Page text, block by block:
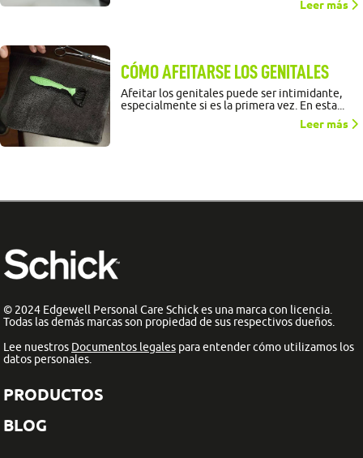
Leer más
CÓMO AFEITARSE LOS GENITALES
Afeitar los genitales puede ser intimidante,
especialmente si es la primera vez. En esta...
Leer más
© 2024 Edgewell Personal Care Schick es una marca con licencia.
Todas las demás marcas son propiedad de sus respectivos dueños.
Lee nuestros Documentos legales para entender cómo utilizamos los
datos personales.
PRODUCTOS
BLOG